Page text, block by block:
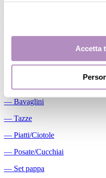
Accetta
Conservalatte Materno
―Massaggiagengive
― Bavaglini
― Tazze
― Piatti/Ciotole
― Posate/Cucchiai
― Set pappa